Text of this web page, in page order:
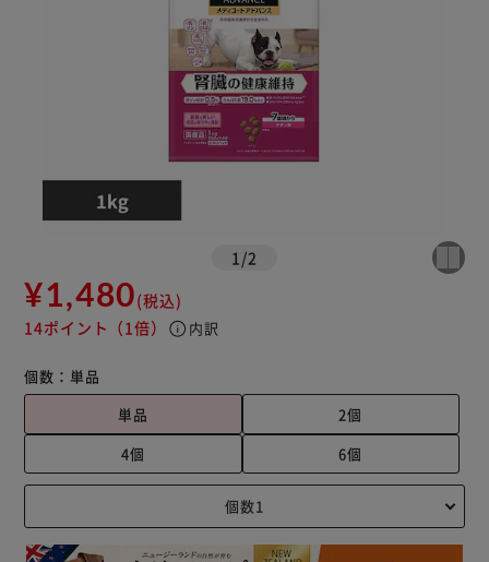
1 /2
¥1,480(税込)
14ポイント （1倍） info 内訳
個数： 単品
単品
2個
4個
6個